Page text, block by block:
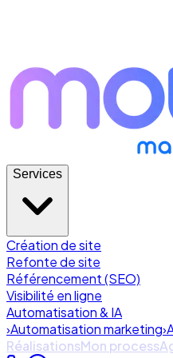
Services
Création de site
Refonte de site
Référencement (SEO)
Visibilité en ligne
Automatisation & IA
›Automatisation marketing›
RéalisationsMon process